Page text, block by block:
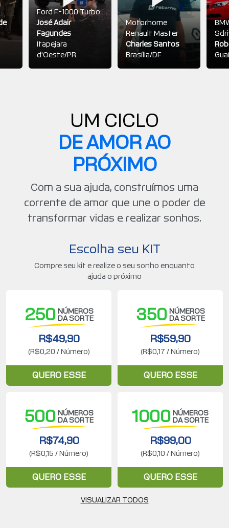
Ford F-1000 Turbo
José Adair
Fagundes
Itapejara
d'Oeste/PR
Motorhome
Renault Master
Charles Santos
Brasília/DF
UM CICLO
DE AMOR AO
PRÓXIMO
Com a sua ajuda, construímos uma
corrente de amor que une o poder de
transformar vidas e realizar sonhos.
Escolha seu KIT
Compre seu kit e realize o seu sonho enquanto
ajuda o próximo
250 NÚMEROS
DA SORTE
R$49,90
(R$0,20 / Número)
QUERO ESSE
350 NÚMEROS
DA SORTE
R$59,90
(R$0,17 / Número)
QUERO ESSE
500 NÚMEROS
DA SORTE
R$74,90
(R$0,15 / Número)
QUERO ESSE
1000 NÚMEROS
DA SORTE
R$99,00
(R$0,10 / Número)
QUERO ESSE
VISUALIZAR TODOS